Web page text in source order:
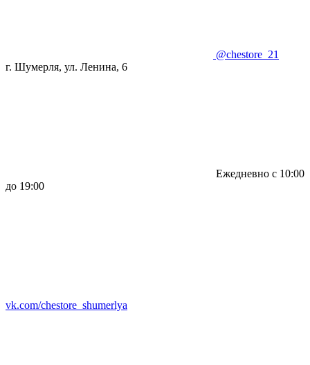
@chestore_21
г. Шумерля, ул. Ленина, 6
Ежедневно с 10:00
до 19:00
vk.com/chestore_shumerlya